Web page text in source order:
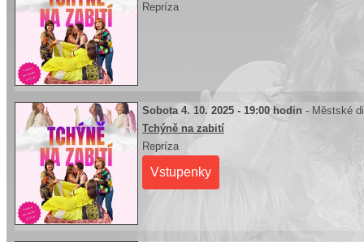
Repríza
Sobota 4. 10. 2025 - 19:00 hodin - Městské
Tchýně na zabití
Repríza
Vstupenky